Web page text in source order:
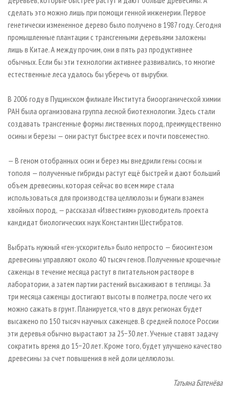
БИОЭНЕРГЕТИКА
ЦБП
ИНСТРУМЕНТ И МАТЕРИАЛЫ
RUSSIAN FORESTRY REVIEW
ГАЗЕТА ЛЕСПРОМФОРУМ
БИБЛИОТЕКА СПЕЦИАЛИСТА
сделать это можно лишь при помощи генной инженерии. Первое
генетически измененное дерево было получено в 1987 году. Сегодня
промышленные плантации с трансгенными деревьями заложены
лишь в Китае. А между прочим, они в пять раз продуктивнее
обычных. Если бы эти технологии активнее развивались, то многие
естественные леса удалось бы уберечь от вырубки.
В 2006 году в Пущинском филиале Института биоорганической химии
РАН была организована группа лесной биотехнологии. Здесь стали
создавать трансгенные формы лиственных пород, преимущественно
осины и березы — они растут быстрее всех и почти повсеместно.
— В геном отобранных осин и берез мы внедрили гены сосны и
тополя — полученные гибриды растут ещё быстрей и дают больший
объем древесины, которая сейчас во всем мире стала
использоваться для производства целлюлозы и бумаги взамен
хвойных пород, — рассказал «Известиям» руководитель проекта
кандидат биологических наук Константин Шестибратов.
Выбрать нужный «ген-ускоритель» было непросто — биосинтезом
древесины управляют около 40 тысяч генов. Полученные крошечные
саженцы в течение месяца растут в питательном растворе в
лаборатории, а затем партии растений высаживают в теплицы. За
три месяца саженцы достигают высоты в полметра, после чего их
можно сажать в грунт. Планируется, что в двух регионах будет
высажено по 150 тысяч научных саженцев. В средней полосе России
эти деревья обычно вырастают за 25−30 лет. Ученые ставят задачу
сократить время до 15−20 лет. Кроме того, будет улучшено качество
древесины за счет повышения в ней доли целлюлозы.
Татьяна Батенёва